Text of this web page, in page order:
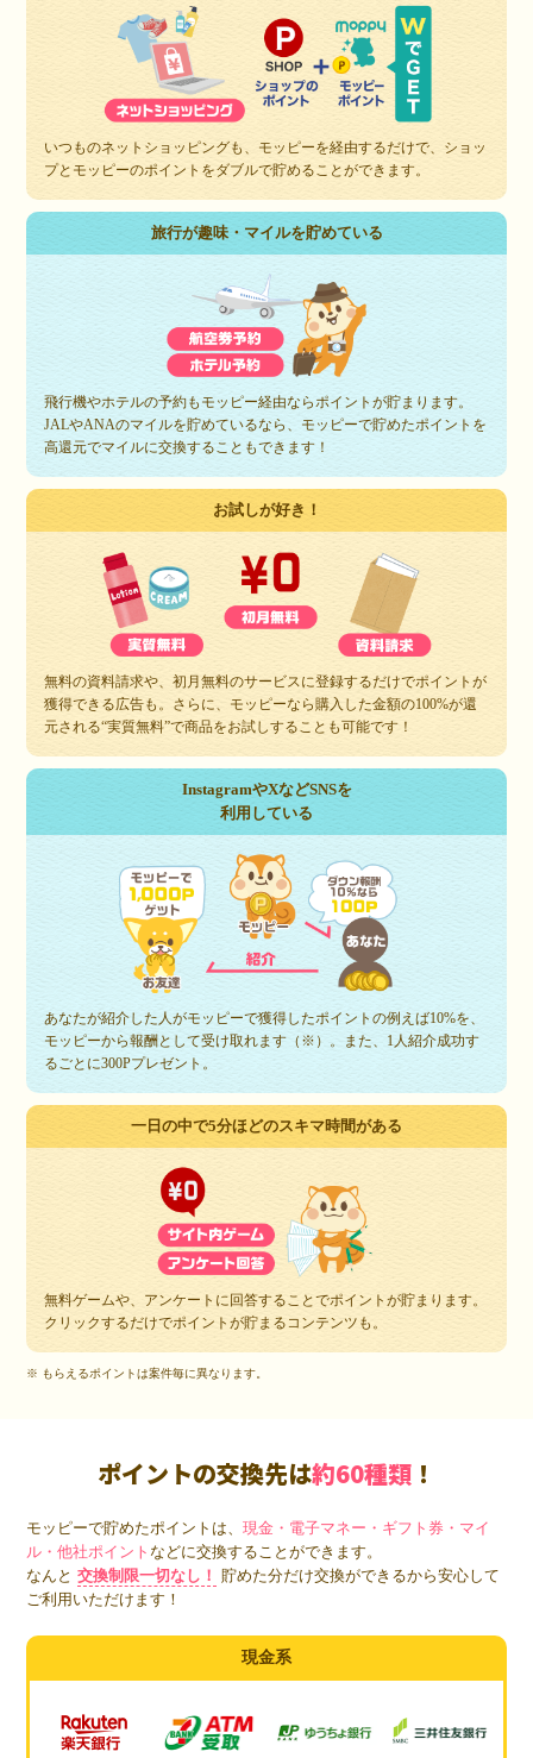
いつものネットショッピングも、モッピーを経由するだけで、ショッ
プとモッピーのポイントをダブルで貯めることができます。
旅行が趣味・マイルを貯めている
飛行機やホテルの予約もモッピー経由ならポイントが貯まります。
JALやANAのマイルを貯めているなら、モッピーで貯めたポイントを
高還元でマイルに交換することもできます！
お試しが好き！
無料の資料請求や、初月無料のサービスに登録するだけでポイントが
獲得できる広告も。さらに、モッピーなら購入した金額の100%が還
元される“実質無料”で商品をお試しすることも可能です！
InstagramやXなどSNSを
利用している
あなたが紹介した人がモッピーで獲得したポイントの例えば10%を、
モッピーから報酬として受け取れます（※）。また、1人紹介成功す
るごとに300Pプレゼント。
一日の中で5分ほどのスキマ時間がある
無料ゲームや、アンケートに回答することでポイントが貯まります。
クリックするだけでポイントが貯まるコンテンツも。
※ もらえるポイントは案件毎に異なります。
ポイントの交換先は約60種類 ！
モッピーで貯めたポイントは、現金・電子マネー・ギフト券・マイ
ル・他社ポイントなどに交換することができます。
なんと 交換制限一切なし！
貯めた分だけ交換ができるから安心して
ご利用いただけます！
現金系